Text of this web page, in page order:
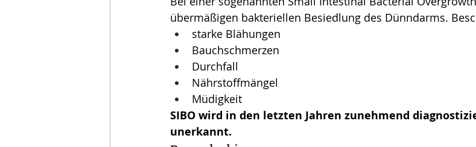
übermäßigen bakteriellen Besiedlung des Dünndarms.
starke Blähungen
Bauchschmerzen
Durchfall
Nährstoffmängel
Müdigkeit
SIBO wird in den letzten Jahren zunehmend
unerkannt.